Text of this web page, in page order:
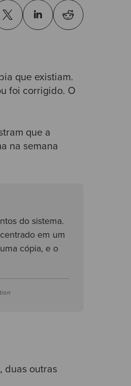
que existiam.
foi corrigido. O
que a
na semana
do sistema.
em um
cópia, e o
duas outras